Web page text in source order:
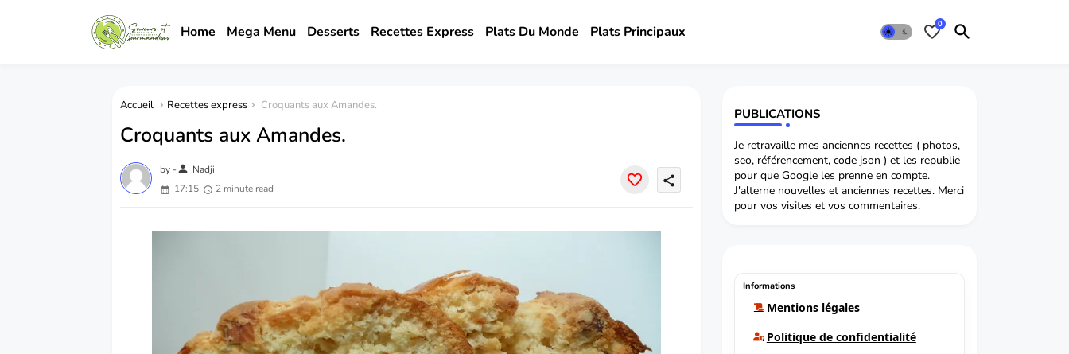
Home Mega Menu Desserts Recettes Express Plats Du Monde Plats Principaux 0
Accueil Recettes express Croquants aux Amandes.
Croquants aux Amandes.
by -person Nadji
17:15
2 minute read
share
PUBLICATIONS
Je retravaille mes anciennes recettes ( photos,
seo, référencement, code json ) et les republie
pour que Google les prenne en compte.
J'alterne nouvelles et anciennes recettes. Merci
pour vos visites et vos commentaires.
Informations
Mentions légales
Politique de confidentialité